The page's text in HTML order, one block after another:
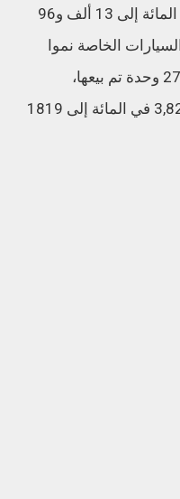
المبيعات الإجمالية بنسبة 6,21 في المائة إلى 13 ألف و96
الخاصة نموا
بنسبة 6,61 في المائة بـ11 ألفا و277 وحدة تم بيعها،
والسيارات النفعية الخفيفة بنسبة 3,82 في المائة إلى 1819